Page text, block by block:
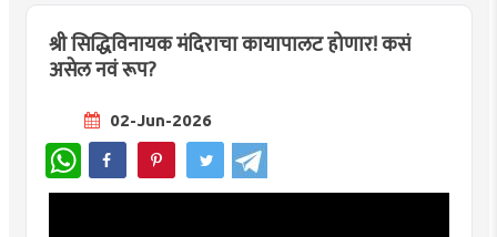
श्री सिद्धिविनायक मंदिराचा कायापालट होणार! कसं
असेल नवं रूप?
02-Jun-2026
WhatsApp